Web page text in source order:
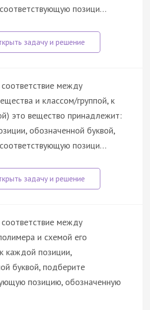
позици…
между
и классом/группой, к
это вещество принадлежит:
обозначенной буквой,
позици…
между
и схемой его
каждой позиции,
буквой, подберите
позицию, обозначенную